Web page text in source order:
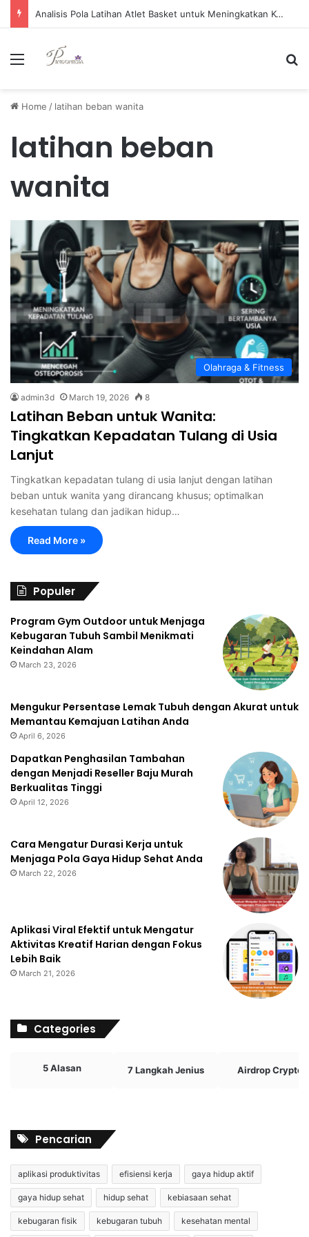
Analisis Pola Latihan Atlet Basket untuk Meningkatkan Kemampuan Shooting secara Efektif
Menu
Home / latihan beban wanita
latihan beban
wanita
Olahraga & Fitness
admin3d March 19, 2026 8
Latihan Beban untuk Wanita:
Tingkatkan Kepadatan Tulang di Usia
Lanjut
Tingkatkan kepadatan tulang di usia lanjut dengan latihan
beban untuk wanita yang dirancang khusus; optimalkan
kesehatan tulang dan jadikan hidup…
Read More »
Populer
Program Gym Outdoor untuk Menjaga
Kebugaran Tubuh Sambil Menikmati
Keindahan Alam
March 23, 2026
Mengukur Persentase Lemak Tubuh dengan Akurat untuk
Memantau Kemajuan Latihan Anda
April 6, 2026
Dapatkan Penghasilan Tambahan
dengan Menjadi Reseller Baju Murah
Berkualitas Tinggi
April 12, 2026
Cara Mengatur Durasi Kerja untuk
Menjaga Pola Gaya Hidup Sehat Anda
March 22, 2026
Aplikasi Viral Efektif untuk Mengatur
Aktivitas Kreatif Harian dengan Fokus
Lebih Baik
March 21, 2026
Categories
5 Alasan 7 Langkah Jenius Airdrop Crypto
Pencarian
aplikasi produktivitas efisiensi kerja gaya hidup aktif
gaya hidup sehat hidup sehat kebiasaan sehat
kebugaran fisik kebugaran tubuh kesehatan mental